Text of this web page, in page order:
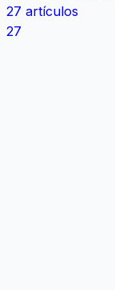
27 artículos
27